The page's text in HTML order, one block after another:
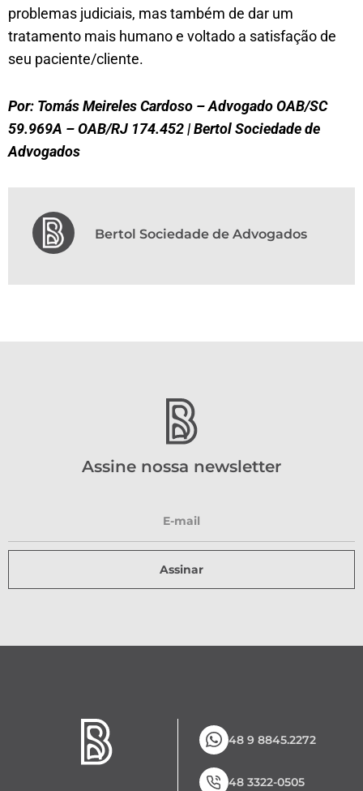
problemas judiciais, mas também de dar um
tratamento mais humano e voltado a satisfação de
seu paciente/cliente.
Por: Tomás Meireles Cardoso – Advogado OAB/SC
59.969A – OAB/RJ 174.452 | Bertol Sociedade de
Advogados
Bertol Sociedade de Advogados
Assine nossa newsletter
Assinar
48 9 8845.2272
48 3322-0505